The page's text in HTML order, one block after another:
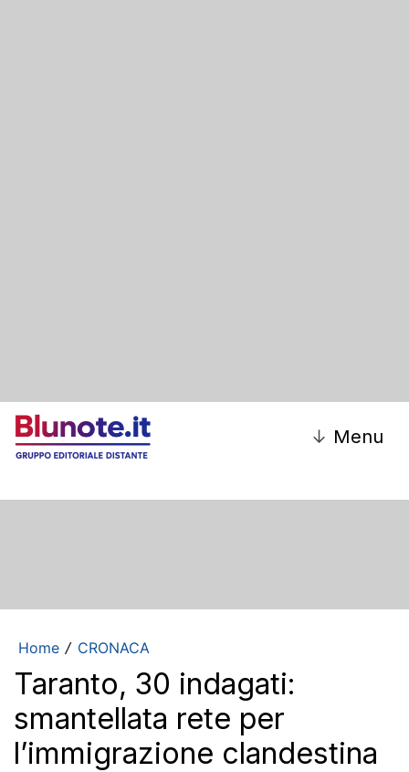
↓ Menu
Home / CRONACA
Taranto, 30 indagati:
smantellata rete per
l’immigrazione clandestina